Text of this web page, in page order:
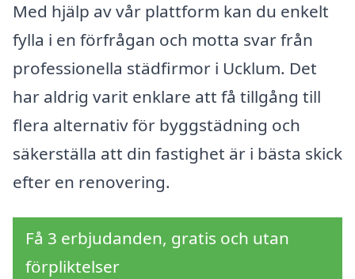
Med hjälp av vår plattform kan du enkelt
fylla i en förfrågan och motta svar från
professionella städfirmor i Ucklum. Det
har aldrig varit enklare att få tillgång till
flera alternativ för byggstädning och
säkerställa att din fastighet är i bästa skick
efter en renovering.
Få 3 erbjudanden, gratis och utan
förpliktelser